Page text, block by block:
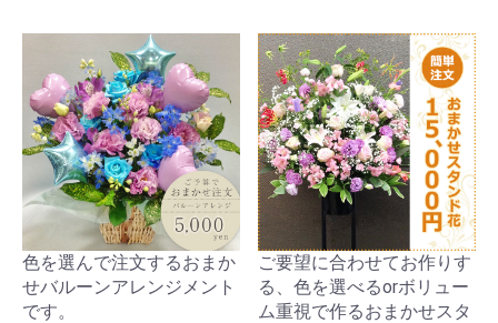
いたしました。
2023/06/10 お客様から記念日用花束のご注文をいた
だき、栃木県宇都宮市へヤマト便にて配送いたしま
した。
2023/06/06 お客様からプレゼント用アレンジメント
のご注文をいただき、山梨県山梨市へヤマト便にて
配送いたしました。
2023/06/04 お客様から開店祝い用アレンジメントの
ご注文をいただき、横浜市神奈川区へヤマト便にて
配送いたしました。
2023/06/03 お客様からお誕生日祝い用アレンジメン
トのご注文をいただき、東京都江東区へヤマト便に
て配送いたしました。
2023/06/01 お客様から一周忌用アレンジメントのご
注文をいただき、奈良県生駒市へヤマト便にて配送
色を選んで注文するおまか
せバルーンアレンジメント
です。
ご要望に合わせてお作りす
る、色を選べるorボリュー
ム重視で作るおまかせスタ